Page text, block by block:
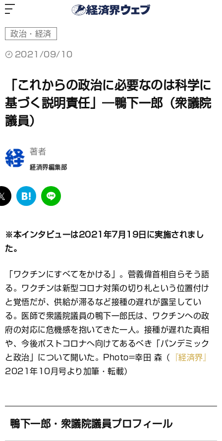
政治・経済
2021/09/10
「これからの政治に必要なのは科学に
基づく説明責任」―鴨下一郎（衆議院
議員）
著者
経済界編集部
twitter
は
ブ
ッ
ー
ク
LINE
※本インタビューは2021年7月19日に実施されまし
た。
「ワクチンにすべてをかける」。菅義偉首相自らそう語
る。ワクチンは新型コロナ対策の切り札という位置付け
と覚悟だが、供給が滞るなど接種の遅れが露呈してい
る。医師で衆議院議員の鴨下一郎氏は、ワクチンへの政
府の対応に危機感を抱いてきた一人。接種が遅れた真相
や、今後ポストコロナへ向けてあるべき「パンデミック
と政治」について聞いた。Photo=幸田 森（
『経済界』
2021年10月号より加筆・転載）
鴨下一郎・衆議院議員プロフィール